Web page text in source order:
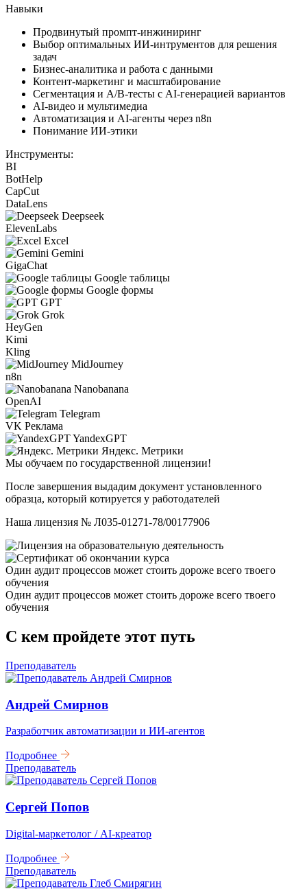
Навыки
Продвинутый промпт-инжиниринг
Выбор оптимальных ИИ-интрументов для решения
задач
Бизнес-аналитика и работа с данными
Контент-маркетинг и масштабирование
Сегментация и A/B-тесты с AI-генерацией вариантов
AI-видео и мультимедиа
Автоматизация и AI-агенты через n8n
Понимание ИИ-этики
Инструменты:
BI
BotHelp
CapCut
DataLens
Deepseek
ElevenLabs
Excel
Gemini
GigaChat
Google таблицы
Google формы
GPT
Grok
HeyGen
Kimi
Kling
MidJourney
n8n
Nanobanana
OpenAI
Telegram
VK Реклама
YandexGPT
Яндекс. Метрики
Мы обучаем по государственной лицензии!
После завершения выдадим документ установленного
образца, который котируется у работодателей
Наша лицензия № Л035-01271-78/00177906
Один аудит процессов может стоить дороже всего твоего
обучения
Один аудит процессов может стоить дороже всего твоего
обучения
С кем пройдете этот путь
Преподаватель
Андрей Смирнов
Разработчик автоматизации и ИИ-агентов
Подробнее
Преподаватель
Сергей Попов
Digital-маркетолог / AI-креатор
Подробнее
Преподаватель